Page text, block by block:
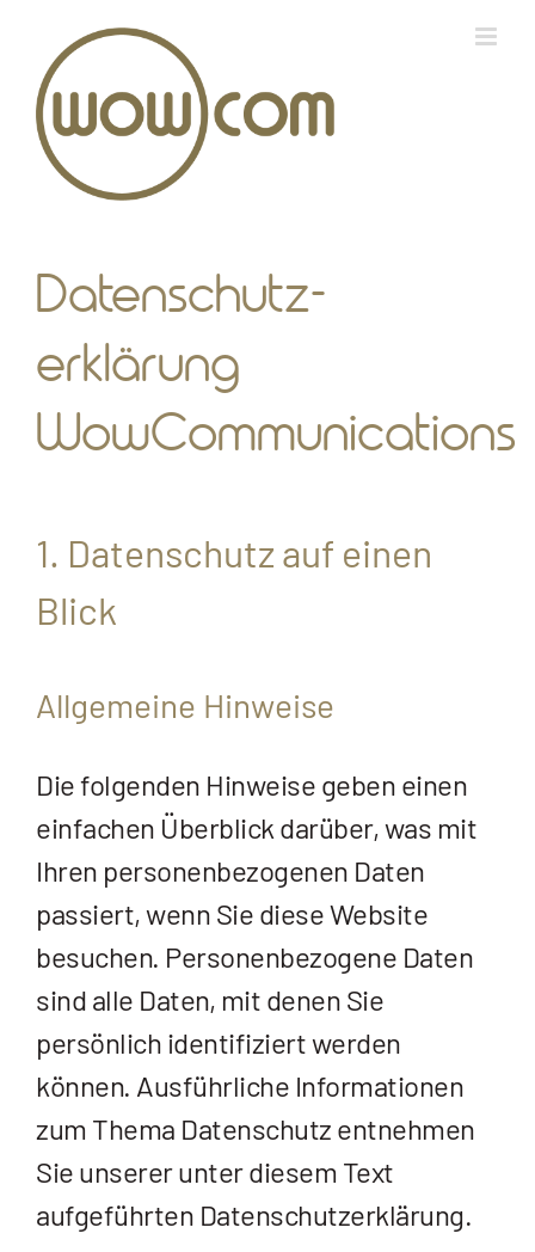
Inhalt
springen
Datenschutz­
erklärung
WowCommunications
1. Datenschutz auf einen
Blick
Allgemeine Hinweise
Die folgenden Hinweise geben einen
einfachen Überblick darüber, was mit
Ihren personenbezogenen Daten
passiert, wenn Sie diese Website
besuchen. Personenbezogene Daten
sind alle Daten, mit denen Sie
persönlich identifiziert werden
können. Ausführliche Informationen
zum Thema Datenschutz entnehmen
Sie unserer unter diesem Text
aufgeführten Datenschutzerklärung.